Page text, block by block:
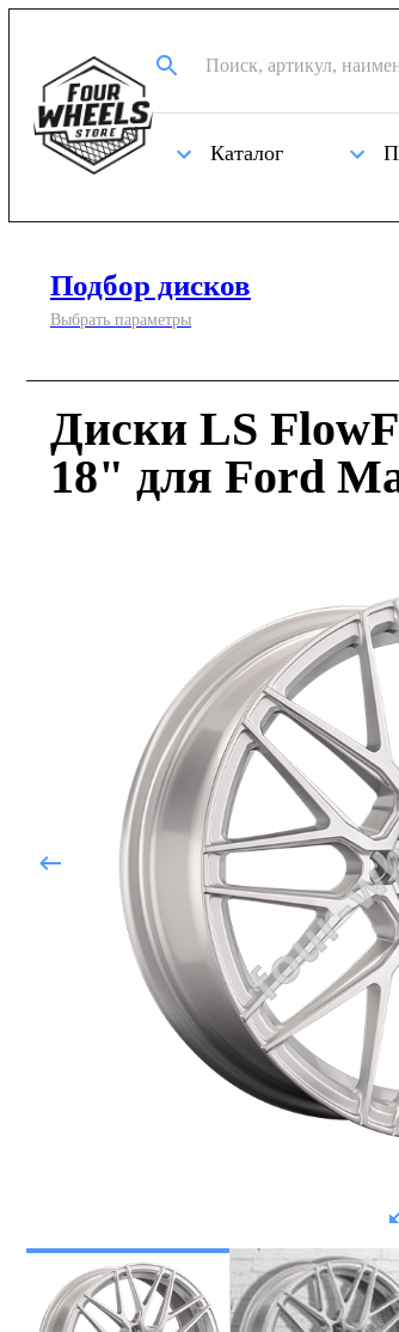
Каталог
Подбор дисков
Выбрать параметры
Диски LS
18" для Ford